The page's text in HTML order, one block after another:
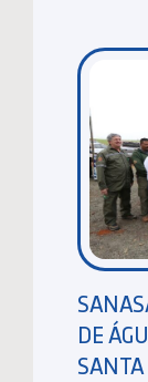
DE